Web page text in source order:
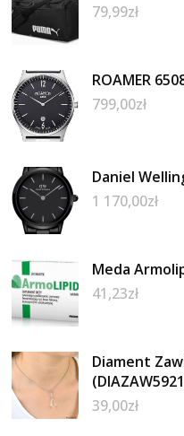
79,99zł
ROAMER
799,00zł
Daniel
1 170,00zł
Meda
41,23zł
Diament
39,00zł